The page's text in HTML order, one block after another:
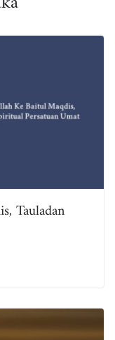
Tauladan